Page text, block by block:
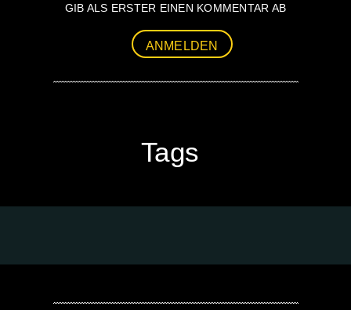
GIB ALS ERSTER EINEN KOMMENTAR AB
ANMELDEN
Tags